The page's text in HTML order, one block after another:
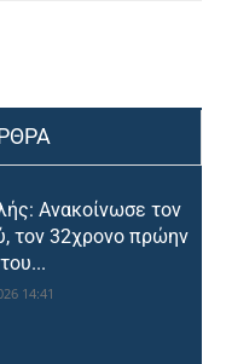
Ανακοίνωσε τον
τον 32χρονο πρώην
14:41